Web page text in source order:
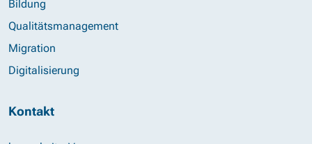
Bildung
Qualitätsmanagement
Migration
Digitalisierung
Kontakt